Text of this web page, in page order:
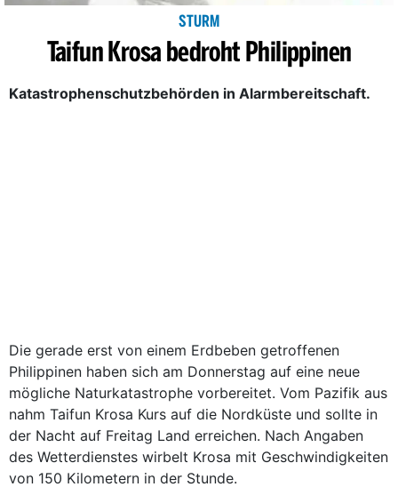
STURM
Taifun Krosa bedroht Philippinen
Katastrophenschutzbehörden in Alarmbereitschaft.
Die gerade erst von einem Erdbeben getroffenen
Philippinen haben sich am Donnerstag auf eine neue
mögliche Naturkatastrophe vorbereitet. Vom Pazifik aus
nahm Taifun Krosa Kurs auf die Nordküste und sollte in
der Nacht auf Freitag Land erreichen. Nach Angaben
des Wetterdienstes wirbelt Krosa mit Geschwindigkeiten
von 150 Kilometern in der Stunde.